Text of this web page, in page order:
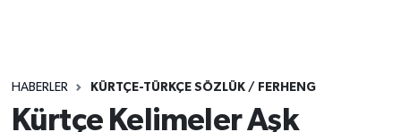
HABERLER KÜRTÇE-TÜRKÇE SÖZLÜK / FERHENG
Kürtçe Kelimeler Aşk